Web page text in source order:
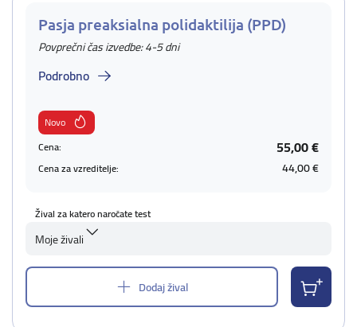
Pasja preaksialna polidaktilija (PPD)
Povprečni čas izvedbe: 4-5 dni
Podrobno
Novo
Cena:
55,00 €
Cena za vzreditelje: 44,00 €
Žival za katero naročate test
Moje živali
Dodaj žival